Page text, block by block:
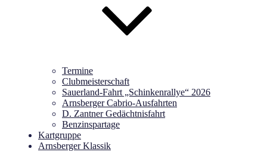
Termine
Clubmeisterschaft
Sauerland-Fahrt „Schinkenrallye“ 2026
Arnsberger Cabrio-Ausfahrten
D. Zantner Gedächtnisfahrt
Benzinspartage
Kartgruppe
Arnsberger Klassik